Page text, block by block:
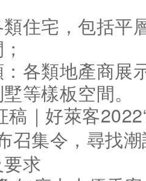
住宅，包括平
各類地產商展
等樣板空間。
求